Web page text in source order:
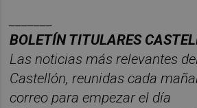
BOLETÍN TITULARES
Las noticias más relevantes
Castellón, reunidas cada ma
correo para empezar el día